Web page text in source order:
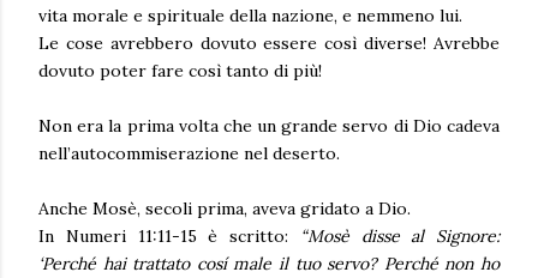
vita morale e spirituale della nazione, e nemmeno lui.
Le cose avrebbero dovuto essere così diverse! Avrebbe
dovuto poter fare così tanto di più!
Non era la prima volta che un grande servo di Dio cadeva
nell’autocommiserazione nel deserto.
Anche Mosè, secoli prima, aveva gridato a Dio.
In Numeri 11:11-15 è scritto: “Mosè disse al Signore:
‘Perché hai trattato cosí male il tuo servo? Perché non ho